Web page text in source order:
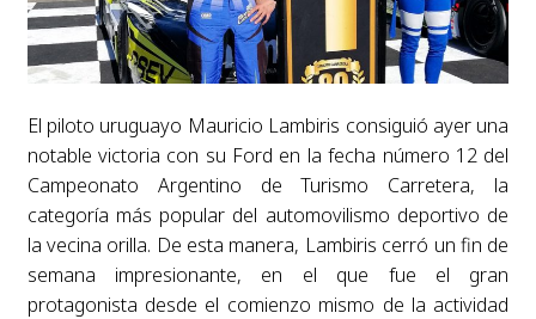
El piloto uruguayo Mauricio Lambiris consiguió ayer una
notable victoria con su Ford en la fecha número 12 del
Campeonato Argentino de Turismo Carretera, la
categoría más popular del automovilismo deportivo de
la vecina orilla. De esta manera, Lambiris cerró un fin de
semana impresionante, en el que fue el gran
protagonista desde el comienzo mismo de la actividad